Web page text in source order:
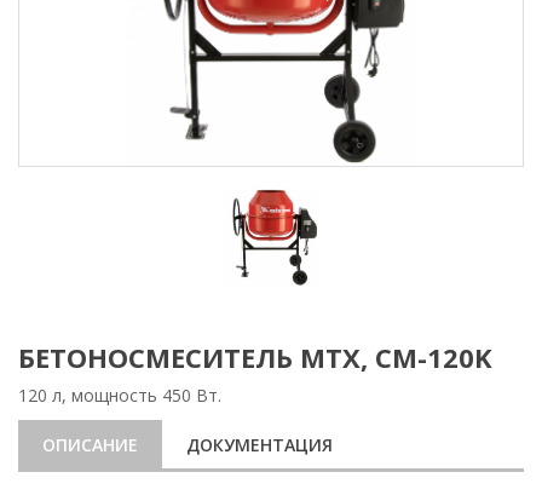
БЕТОНОСМЕСИТЕЛЬ МТХ, СМ-120K
120 л, мощность 450 Вт.
ОПИСАНИЕ ДОКУМЕНТАЦИЯ